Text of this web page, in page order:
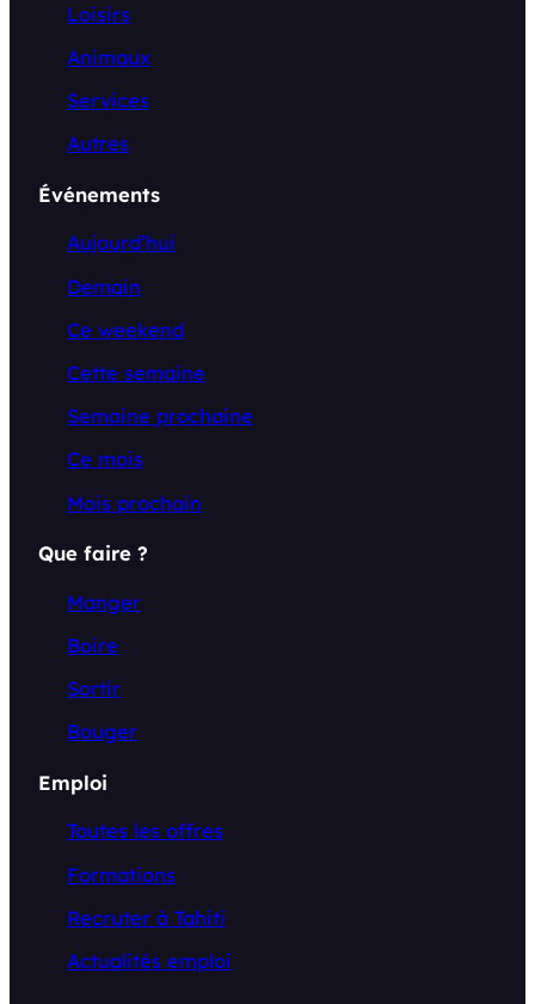
Loisirs
Animaux
Services
Autres
Événements
Aujourd’hui
Demain
Ce weekend
Cette semaine
Semaine prochaine
Ce mois
Mois prochain
Que faire ?
Manger
Boire
Sortir
Bouger
Emploi
Toutes les offres
Formations
Recruter à Tahiti
Actualités emploi